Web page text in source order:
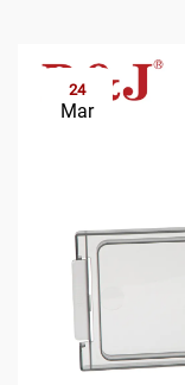
24
Mar